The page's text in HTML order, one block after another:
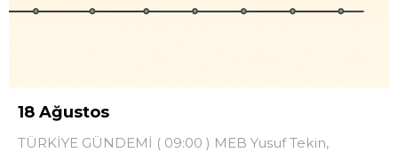
18 Ağustos
TÜRKİYE GÜNDEMİ ( 09:00 ) MEB Yusuf Tekin,